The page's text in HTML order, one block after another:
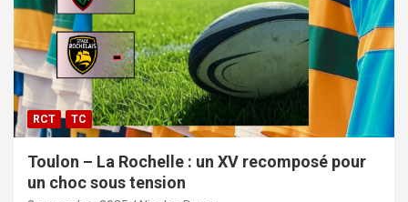
RCT TC
Toulon – La Rochelle : un XV recomposé pour
un choc sous tension